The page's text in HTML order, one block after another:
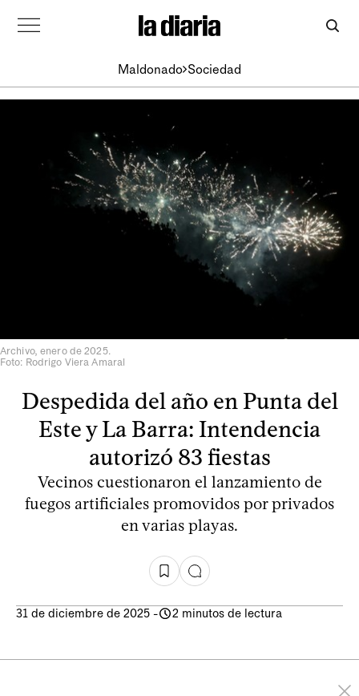
Maldonado Sociedad
Archivo, enero de 2025.
Foto: Rodrigo Viera Amaral
Despedida del año en Punta del
Este y La Barra: Intendencia
autorizó 83 fiestas
Vecinos cuestionaron el lanzamiento de
fuegos artificiales promovidos por privados
en varias playas.
31 de diciembre de 2025 - 2 minutos de lectura